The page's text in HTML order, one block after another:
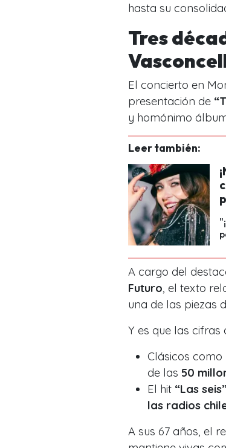
hasta su
Tres
El concierto en
presentación de
y homónimo
Leer también:
A cargo del
Futuro , el texto
una de las piezas
Y es que las cifras
Clásicos como
de las 50
El hit “Las seis”
las radios
A sus 67 años, el